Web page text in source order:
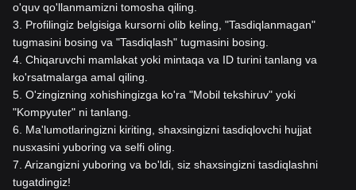
o'quv qo'llanmamizni tomosha qiling.
3
Profilingiz belgisiga kursorni olib keling, "Tasdiqlanmagan"
tugmasini bosing va "Tasdiqlash" tugmasini bosing.
4 Chiqaruvchi mamlakat yoki mintaqa va ID turini tanlang va
ko'rsatmalarga amal qiling.
5 O'zingizning xohishingizga ko'ra "Mobil tekshiruv" yoki
"Kompyuter" ni tanlang.
6
Ma'lumotlaringizni kiriting, shaxsingizni tasdiqlovchi hujjat
nusxasini yuboring va selfi oling.
7 Arizangizni yuboring va bo'ldi, siz shaxsingizni tasdiqlashni
tugatdingiz!